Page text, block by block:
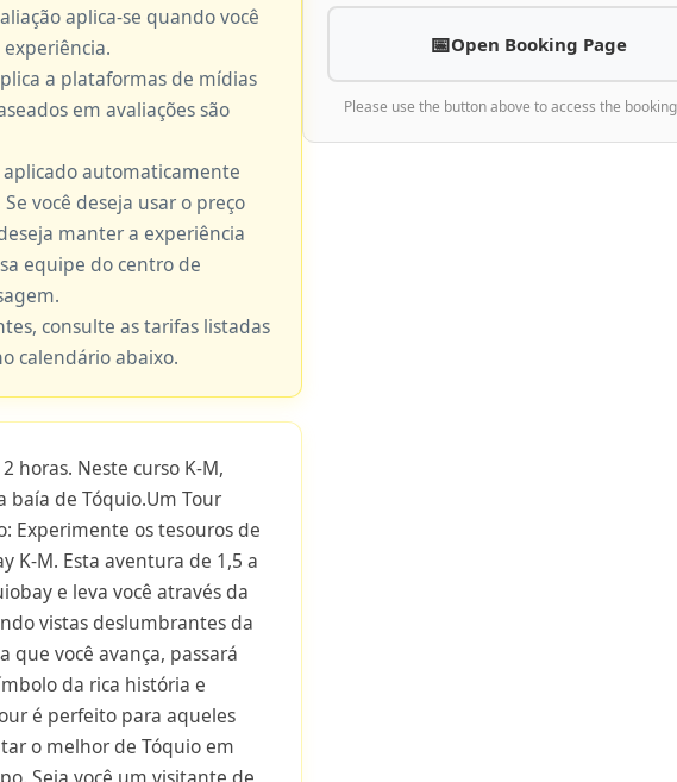
aplica-se quando você
a plataformas de mídias
em avaliações são
automaticamente
você deseja usar o preço
manter a experiência
equipe do centro de
consulte as tarifas listadas
calendário abaixo.
horas. Neste curso K-M,
baía de Tóquio.Um Tour
Experimente os tesouros de
K-M. Esta aventura de 1,5 a
e leva você através da
vistas deslumbrantes da
que você avança, passará
da rica história e
é perfeito para aqueles
o melhor de Tóquio em
Open Booking Page
Please use the button above to access the